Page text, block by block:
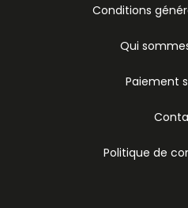
Conditions
Qui
Paiement
Politique de